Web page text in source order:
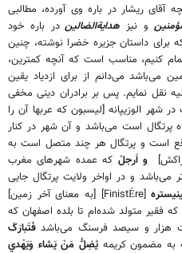
آقاى ريشار در باره وى آورده، مطالبى
و نيز هداية‌الضاليندر باره خود
داستان جزيره خضرا نوشته، چنين
كنيم، مناسب است كه آنچه كمترين،
مى‌باشد مى‌دانم از براى ازدياد يقين
نقل نمايم. پس بر برادران دينى مخفى
شهر الوزيپانه [لیسبون که عربها آن را
پرتگال است مى‌باشد و آن شهر در كنار
است و پرتگال هر چند متصل است به
و اَرجلْ كه عمده شهرهاى مغرب
مى‌باشد و در اواخر ولايت پرتگال جايى
[Finist
Ére]
[به معنای آخر زمین]
كه فقير متولد شده‌ام تا بلده اصفهان كه
هزار و سيصد فرسنگ مى‌باشدفَتَبارَکَ
به مضمون كريمه يُضِلُّ مَنْ يَشاء وَيَهْدي